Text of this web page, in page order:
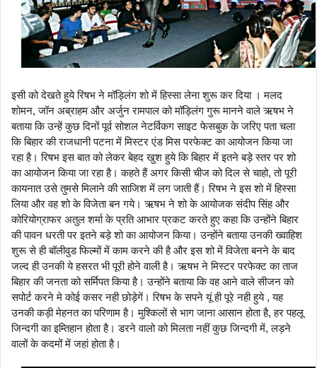
इसी को देखते हुये रिषभ नेमॉड्लिंगशो में हिस्सा लेना शुरू कर दिया । मलद
शोमन, जॉन अब्राहम और अर्जुन रामपाल कोमॉड्लिंगगुरू मानने वाले ऋषभ ने
बताया कि उन्हें कुछ दिनों पूर्व सोशल नेटर्विकग साइट फेसबुक के जरिए पता चला
कि बिहार की राजधानी पटना में मिस्टर एंड मिस परफेक्ट का आयोजन किया जा
रहा है। रिषभ इस बात को लेकर बेहद खुश हुये कि बिहार में इतने बड़े स्तर पर शो
का आयोजन किया जा रहा है। कहते हैं अगर किसी चीज को दिल से चाहो, तो पूरी
कायनात उसे तुमसे मिलाने की साजिश में लग जाती हैं। रिषभ ने इस शो में हिस्सा
लिया और वह शो के विजेता बन गये। ऋषभ ने शो के आयोजक संदीपसिंह और
कोरियोग्राफर अतुल शर्मा के प्रति आभार प्रकट करते हुए कहा कि उन्होंने बिहार
की पावन धरती पर इतने बड़े शो का आयोजन किया। उन्होंने बताया उनकी ख्वाहिश
शुरू से ही बॉलीवुड फिल्मों में काम करने की है और इस शो में विजेता बनने के बाद
जल्द ही उनकी ये हसरत भी पूरी होने वाली है। ऋषभ ने मिस्टर परफेक्ट का ताज
बिहार की जनता को सर्मिपत किया है। उन्होंने बताया कि वह आने वाले सीजन को
सपोर्ट करने मे कोई कसर नही छोड़ेगें। रिषभ के सपने यूं ही पूरे नही हुये , यह
उनकी कड़ी मेहनत का परिणाम है। मुश्किलों से भाग जाना आसान होता है, हर पहलू
जिन्दगी का इम्तिहान होता है। डरने वालो को मिलता नहीं कुछ जिन्दगी में, लड़ने
वालों के कदमों में जहां होता है।